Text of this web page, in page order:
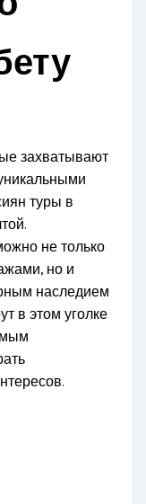
захватывают
туры в
не только
но и
наследием
в этом уголке